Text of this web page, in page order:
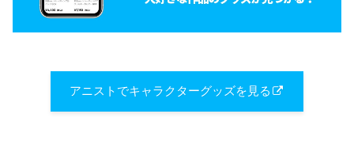
アニストでキャラクターグッズを見る